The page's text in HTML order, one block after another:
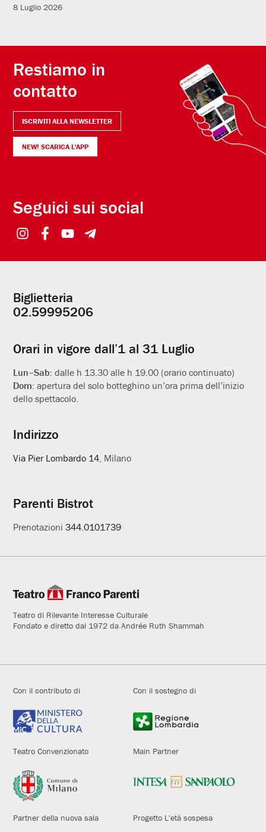
8 Luglio 2026
Restiamo in
contatto
ISCRIVITI ALLA NEWSLETTER
NEW! SCARICA L'APP
Seguici sui social
Informazioni
utili
Biglietteria
02.59995206
Orari in vigore dall’1 al 31 Luglio
Lun–Sab:dalle h 13.30 alle h 19.00 (orario continuato)
Dom:apertura del solo botteghino un’ora prima dell’inizio
dello spettacolo.
Indirizzo
Via Pier Lombardo 14, Milano
Parenti Bistrot
Prenotazioni344.0101739
Teatro di Rilevante Interesse Culturale
Fondato e diretto dal 1972 da Andrée Ruth Shammah
Con il contributo di Con il sostegno di
Teatro Convenzionato Main Partner
Partner della nuova sala Progetto L'età sospesa